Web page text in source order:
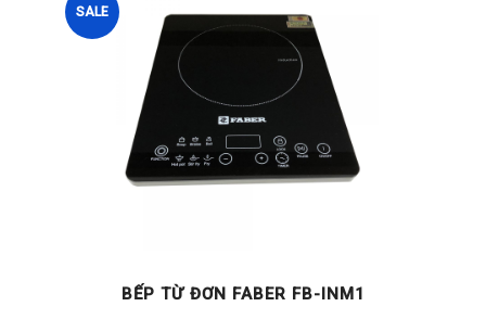
SALE
BẾP TỪ ĐƠN FABER FB-INM1